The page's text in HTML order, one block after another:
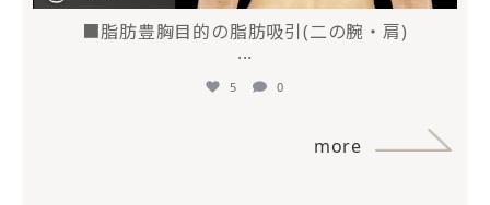
■脂肪豊胸目的の脂肪吸引(二の腕・肩)
...
5 0
more